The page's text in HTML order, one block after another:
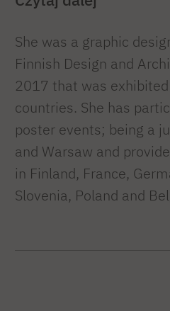
She was a graphic
Finnish Design and
2017 that was
countries. She has
poster events; being a
and Warsaw and
in Finland, France,
Slovenia, Poland and